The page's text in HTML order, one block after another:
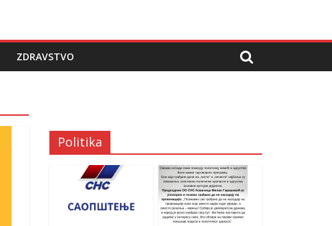
ZDRAVSTVO
Politika